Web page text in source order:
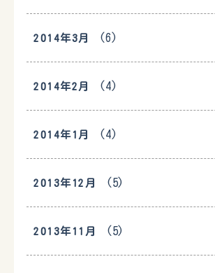
2014年3月 (6)
2014年2月 (4)
2014年1月 (4)
2013年12月 (5)
2013年11月 (5)